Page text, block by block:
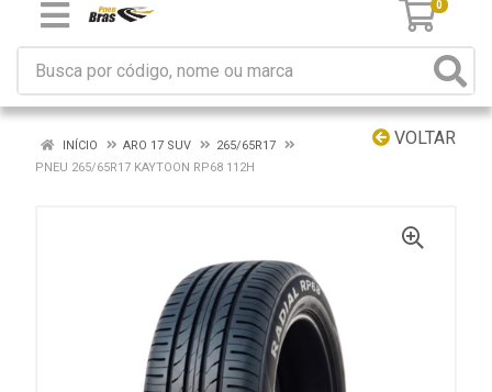
0
VOLTAR
INÍCIO ARO 17 SUV
265/65R17
PNEU 265/65R17 KAYTOON RP68 112H